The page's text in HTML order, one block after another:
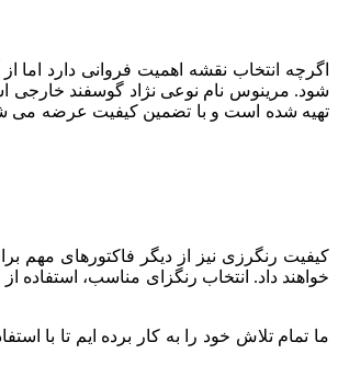
اگرچه انتخاب نقشه اهمیت فروانی دارد
تهیه شده است و با تضمین کیفیت عرضه می
کیفیت رنگرزی نیز از دیگر فاکتورهای مهم
خواهند داد. انتخاب رنگزای مناسب،